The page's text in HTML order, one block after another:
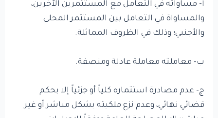
أ- مساواته في التعامل مع المستثمرين الآخرين،
والمساواة في التعامل بين المستثمر المحلي
والأجنبي؛ وذلك في الظروف المماثلة.
ب- معاملته معاملة عادلة ومنصفة.
ج- عدم مصادرة استثماره كلياً أو جزئياً إلا بحكم
قضائي نهائي، وعدم نزع ملكيته بشكل مباشر أو غير